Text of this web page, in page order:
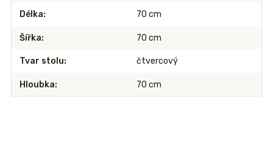
Délka 70 cm
Šířka 70 cm
Tvar stolu čtvercový
Hloubka 70 cm